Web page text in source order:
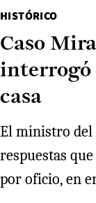
HISTÓRICO
Caso
interrogó
casa
El ministro del
respuestas
por oficio, en